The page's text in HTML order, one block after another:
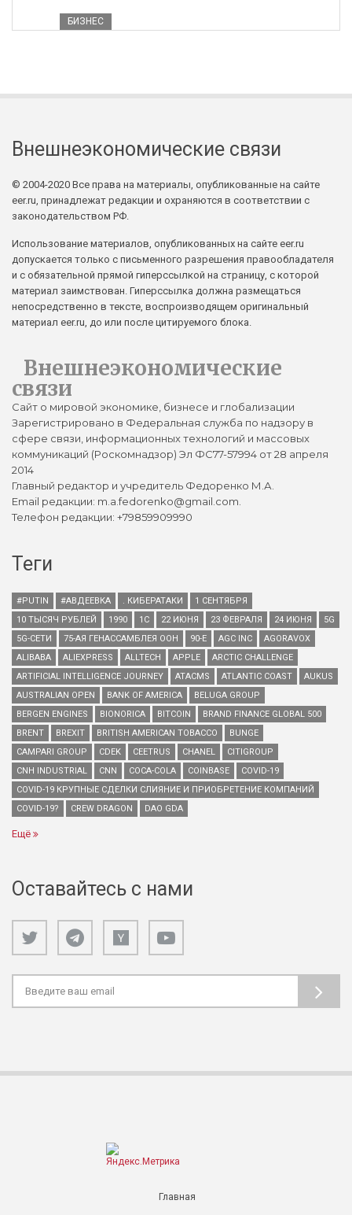
БИЗНЕС
Внешнеэкономические связи
© 2004-2020 Все права на материалы, опубликованные на сайте
eer.ru, принадлежат редакции и охраняются в соответствии с
законодательством РФ.
Использование материалов, опубликованных на сайте eer.ru
допускается только с письменного разрешения правообладателя
и с обязательной прямой гиперссылкой на страницу, с которой
материал заимствован. Гиперссылка должна размещаться
непосредственно в тексте, воспроизводящем оригинальный
материал eer.ru, до или после цитируемого блока.
Внешнеэкономические
связи
Сайт о мировой экономике, бизнесе и глобализации
Зарегистрировано в Федеральная служба по надзору в
сфере связи, информационных технологий и массовых
коммуникаций (Роскомнадзор) Эл ФС77-57994 от 28 апреля
2014
Главный редактор и учредитель Федоренко М.А.
Email редакции: m.a.fedorenko@gmail.com.
Телефон редакции: +79859909990
Теги
#PUTIN #АВДЕЕВКА . КИБЕРАТАКИ
1 СЕНТЯБРЯ
10 ТЫСЯЧ РУБЛЕЙ
1990 1С 22 ИЮНЯ 23 ФЕВРАЛЯ 24 ИЮНЯ
5G
5G-СЕТИ
75-АЯ ГЕНАССАМБЛЕЯ ООН 90-Е AGC INC
AGORAVOX
ALIBABA
ALIEXPRESS ALLTECH APPLE
ARCTIC CHALLENGE
ARTIFICIAL INTELLIGENCE JOURNEY
ATACMS ATLANTIC COAST
AUKUS
AUSTRALIAN OPEN
BANK OF AMERICA
BELUGA GROUP
BERGEN ENGINES
BIONORICA BITCOIN
BRAND FINANCE GLOBAL 500
BRENT
BREXIT BRITISH AMERICAN TOBACCO
BUNGE
CAMPARI GROUP
CDEK CEETRUS CHANEL
CITIGROUP
CNH INDUSTRIAL
CNN COCA-COLA COINBASE
COVID-19
COVID-19 КРУПНЫЕ СДЕЛКИ СЛИЯНИЕ И ПРИОБРЕТЕНИЕ КОМПАНИЙ
COVID-19?
CREW DRAGON DAO GDA
Ещё
Оставайтесь с нами
Главная